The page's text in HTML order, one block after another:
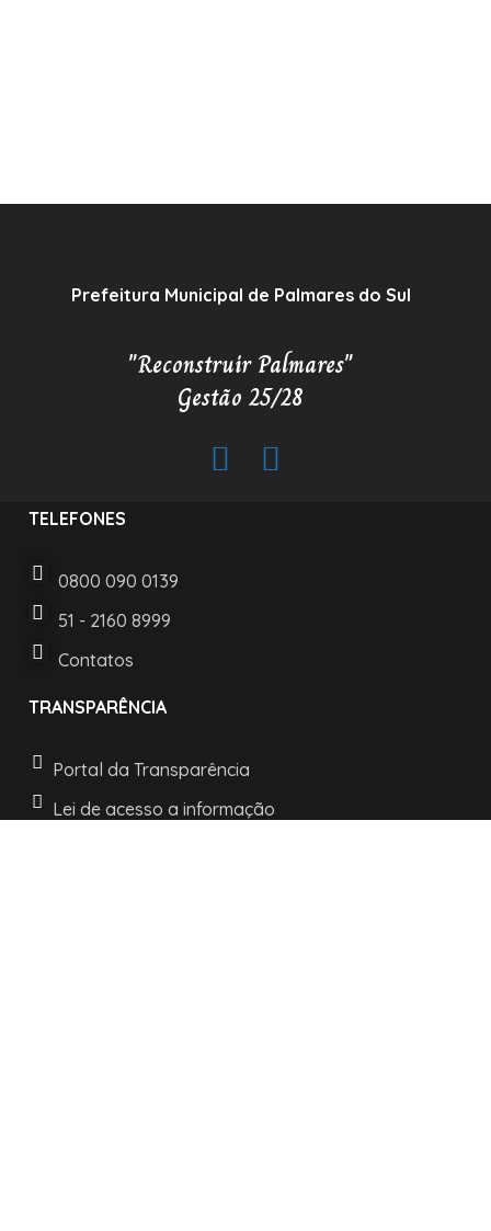
Prefeitura Municipal de Palmares do Sul
"Reconstruir Palmares"
Gestão 25/28
TELEFONES
0800 090 0139
51 - 2160 8999
Contatos
TRANSPARÊNCIA
Portal da Transparência
Lei de acesso a informação